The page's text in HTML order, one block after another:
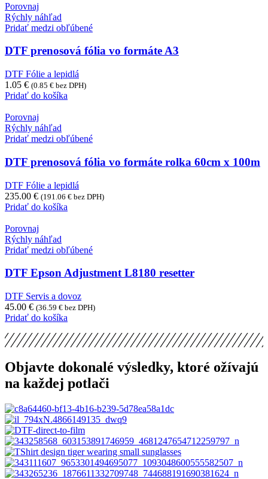
Porovnaj
Rýchly náhľad
Pridať medzi obľúbené
DTF prenosová fólia vo formáte A3
DTF Fólie a lepidlá
1.05 € (0.85 € bez DPH)
Pridať do košíka
Porovnaj
Rýchly náhľad
Pridať medzi obľúbené
DTF prenosová fólia vo formáte rolka 60cm x 100m
DTF Fólie a lepidlá
235.00 € (191.06 € bez DPH)
Pridať do košíka
Porovnaj
Rýchly náhľad
Pridať medzi obľúbené
DTF Epson Adjustment L8180 resetter
DTF Servis a dovoz
45.00 € (36.59 € bez DPH)
Pridať do košíka
Objavte dokonalé výsledky, ktoré ožívajú
na každej potlači